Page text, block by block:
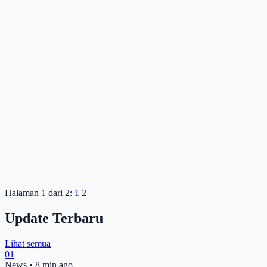
Halaman 1 dari 2: 1 2
Update Terbaru
Lihat semua
01